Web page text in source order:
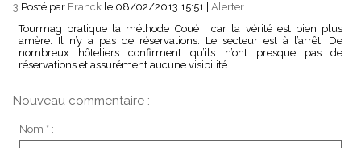
3.Posté par Franck le 08/02/2013 15:51 Alerter
Tourmag pratique la méthode Coué : car la vérité est bien plus
amère. Il n’y a pas de réservations. Le secteur est à l’arrêt. De
nombreux hôteliers confirment qu’ils n’ont presque pas de
réservations et assurément aucune visibilité.
Nouveau commentaire :
Nom * :